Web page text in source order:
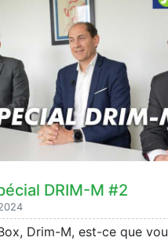
DRIM-M #2
Drim-M, est-ce que